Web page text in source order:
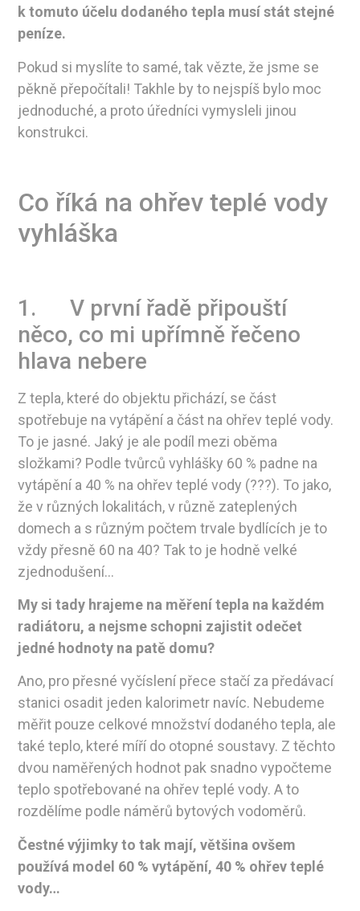
k tomuto účelu dodaného tepla musí stát stejné
peníze.
Pokud si myslíte to samé, tak vězte, že jsme se
pěkně přepočítali! Takhle by to nejspíš bylo moc
jednoduché, a proto úředníci vymysleli jinou
konstrukci.
Co říká na ohřev teplé vody
vyhláška
1. V první řadě připouští
něco, co mi upřímně řečeno
hlava nebere
Z tepla, které do objektu přichází, se část
spotřebuje na vytápění a část na ohřev teplé vody.
To je jasné. Jaký je ale podíl mezi oběma
složkami? Podle tvůrců vyhlášky 60 % padne na
vytápění a 40 % na ohřev teplé vody (???). To jako,
že v různých lokalitách, v různě zateplených
domech a s různým počtem trvale bydlících je to
vždy přesně 60 na 40? Tak to je hodně velké
zjednodušení…
My si tady hrajeme na měření tepla na každém
radiátoru, a nejsme schopni zajistit odečet
jedné hodnoty na patě domu?
Ano, pro přesné vyčíslení přece stačí za předávací
stanici osadit jeden kalorimetr navíc. Nebudeme
měřit pouze celkové množství dodaného tepla, ale
také teplo, které míří do otopné soustavy. Z těchto
dvou naměřených hodnot pak snadno vypočteme
teplo spotřebované na ohřev teplé vody. A to
rozdělíme podle náměrů bytových vodoměrů.
Čestné výjimky to tak mají, většina ovšem
používá model 60 % vytápění, 40 % ohřev teplé
vody…